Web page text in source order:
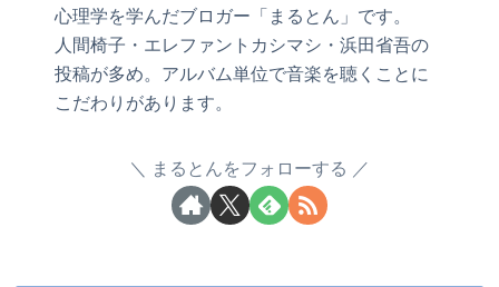
心理学を学んだブロガー「まるとん」です。
人間椅子・エレファントカシマシ・浜田省吾の
投稿が多め。アルバム単位で音楽を聴くことに
こだわりがあります。
まるとんをフォローする